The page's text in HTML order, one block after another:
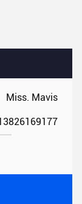
Miss. Mavis